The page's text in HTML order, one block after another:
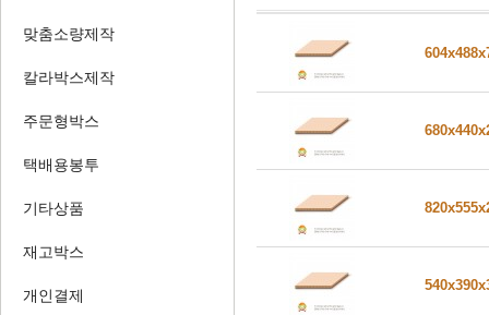
맞춤소량제작
칼라박스제작
주문형박스
택배용봉투
기타상품
재고박스
개인결제